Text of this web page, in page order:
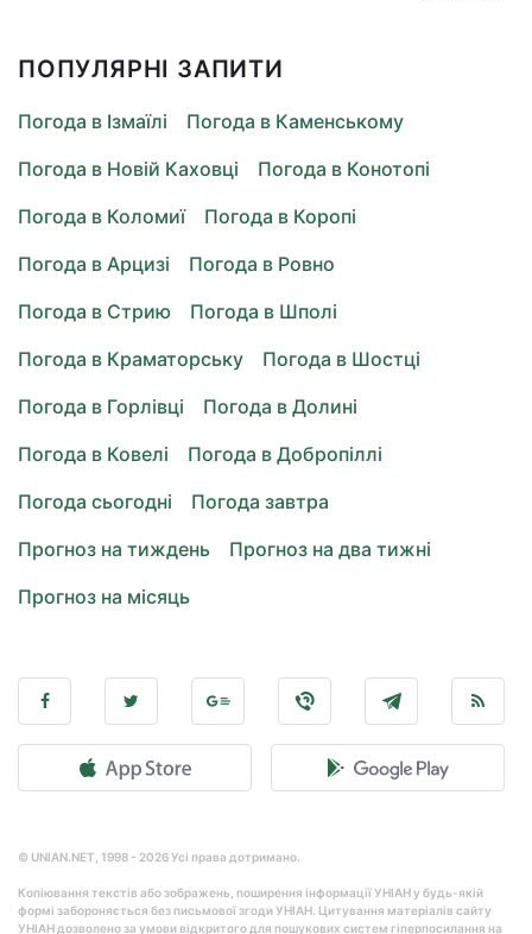
ПОПУЛЯРНІ ЗАПИТИ
Погода в Ізмаїлі
Погода в Каменському
Погода в Новій Каховці
Погода в Конотопі
Погода в Коломиї
Погода в Коропі
Погода в Арцизі
Погода в Ровно
Погода в Стрию
Погода в Шполі
Погода в Краматорську
Погода в Шостці
Погода в Горлівці
Погода в Долині
Погода в Ковелі
Погода в Добропіллі
Погода сьогодні
Погода завтра
Прогноз на тиждень
Прогноз на два тижні
Прогноз на місяць
© UNIAN.NET, 1998 - 2026 Усі права дотримано.
Копіювання текстів або зображень, поширення інформації УНІАН у будь-якій
формі забороняється без письмової згоди УНІАН. Цитування матеріалів сайту
УНІАН дозволено за умови відкритого для пошукових систем гіперпосилання на